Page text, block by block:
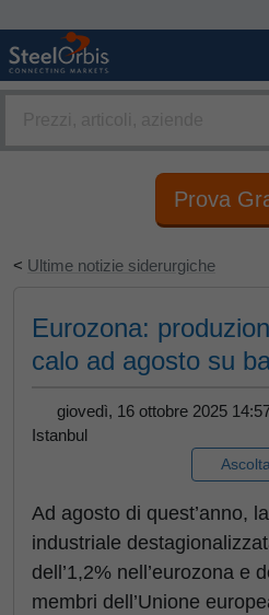
Prova
< Ultime notizie siderurgiche
Eurozona:
calo ad agosto su
giovedì, 16 ottobre 2025
Istanbul
Ad agosto di quest’anno, la
industriale
dell’1,2% nell’eurozona e
membri dell’Unione